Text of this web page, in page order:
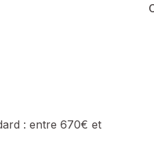
site Géorisques :
- EI - Agent
: entre 670€ et